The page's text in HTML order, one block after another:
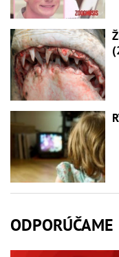
ODPORÚČAME